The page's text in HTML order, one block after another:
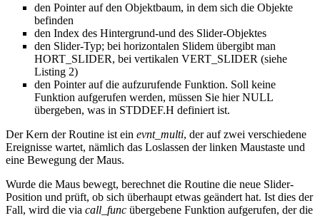
den Pointer auf den Objektbaum, in dem sich die Objekte
befinden
den Index des Hintergrund-und des Slider-Objektes
den Slider-Typ; bei horizontalen Slidem übergibt man
HORT_SLIDER, bei vertikalen VERT_SLIDER (siehe
Listing 2)
den Pointer auf die aufzurufende Funktion. Soll keine
Funktion aufgerufen werden, müssen Sie hier NULL
übergeben, was in STDDEF.H definiert ist.
Der Kern der Routine ist ein evnt_multi, der auf zwei verschiedene
Ereignisse wartet, nämlich das Loslassen der linken Maustaste und
eine Bewegung der Maus.
Wurde die Maus bewegt, berechnet die Routine die neue Slider-
Position und prüft, ob sich überhaupt etwas geändert hat. Ist dies der
Fall, wird die via call_func übergebene Funktion aufgerufen, der die